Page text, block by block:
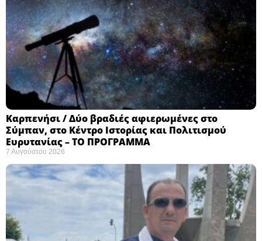
Καρπενήσι / Δύο βραδιές αφιερωμένες στο
Σύμπαν, στο Κέντρο Ιστορίας και Πολιτισμού
Ευρυτανίας – ΤΟ ΠΡΟΓΡΑΜΜΑ
7 Αυγούστου 2026